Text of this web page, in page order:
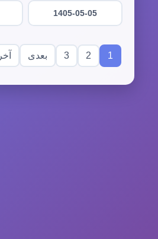
1405-05-05
1
2
3 بعدی آخر